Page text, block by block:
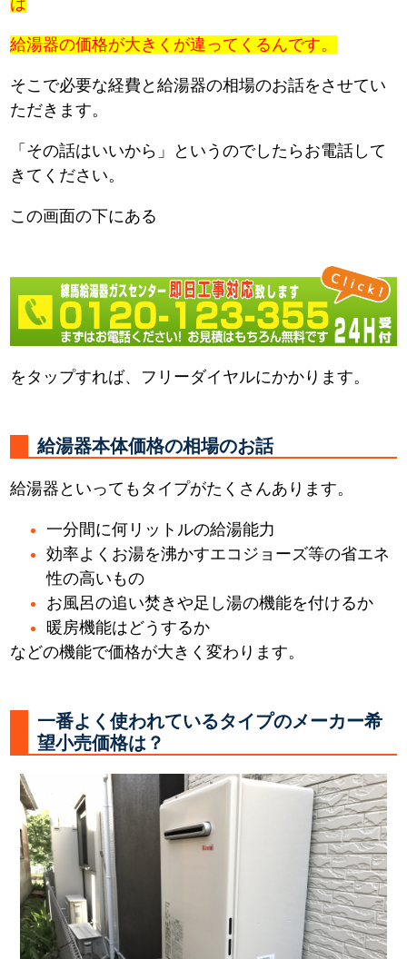
給湯器の価格が大きくが違ってくるんです。
そこで必要な経費と給湯器の相場のお話をさせてい
ただきます。
「その話はいいから」というのでしたらお電話して
きてください。
この画面の下にある
をタップすれば、フリーダイヤルにかかります。
給湯器本体価格の相場のお話
給湯器といってもタイプがたくさんあります。
一分間に何リットルの給湯能力
効率よくお湯を沸かすエコジョーズ等の省エネ
性の高いもの
お風呂の追い焚きや足し湯の機能を付けるか
暖房機能はどうするか
などの機能で価格が大きく変わります。
一番よく使われているタイプのメーカー希
望小売価格は？